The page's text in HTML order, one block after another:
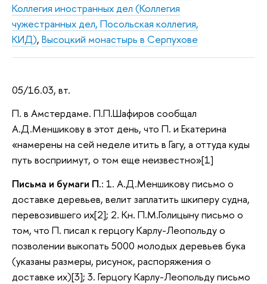
Коллегия иностранных дел (Коллегия
чужестранных дел, Посольская коллегия,
КИД), Высоцкий монастырь в Серпухове
05/16.03, вт.
П. в Амстердаме. П.П.Шафиров сообщал
А.Д.Меншикову в этот день, что П. и Екатерина
«намерены на сей неделе итить в Гагу, а оттуда куды
путь восприимут, о том еще неизвестно»[1]
Письма и бумаги П.: 1. А.Д.Меншикову письмо о
доставке деревьев, велит заплатить шкиперу судна,
перевозившего их[2]; 2. Кн. П.М.Голицыну письмо о
том, что П. писал к герцогу Карлу-Леопольду о
позволении выкопать 5000 молодых деревьев бука
(указаны размеры, рисунок, распоряжения о
доставке их)[3]; 3. Герцогу Карлу-Леопольду письмо